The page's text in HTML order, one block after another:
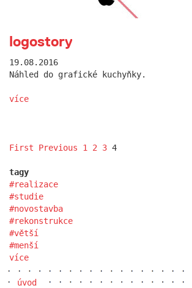
logostory
19.08.2016
Náhled do grafické kuchyňky.
více
First Previous 1 2 3 4
tagy
realizace
studie
novostavba
rekonstrukce
větší
menší
více
úvod